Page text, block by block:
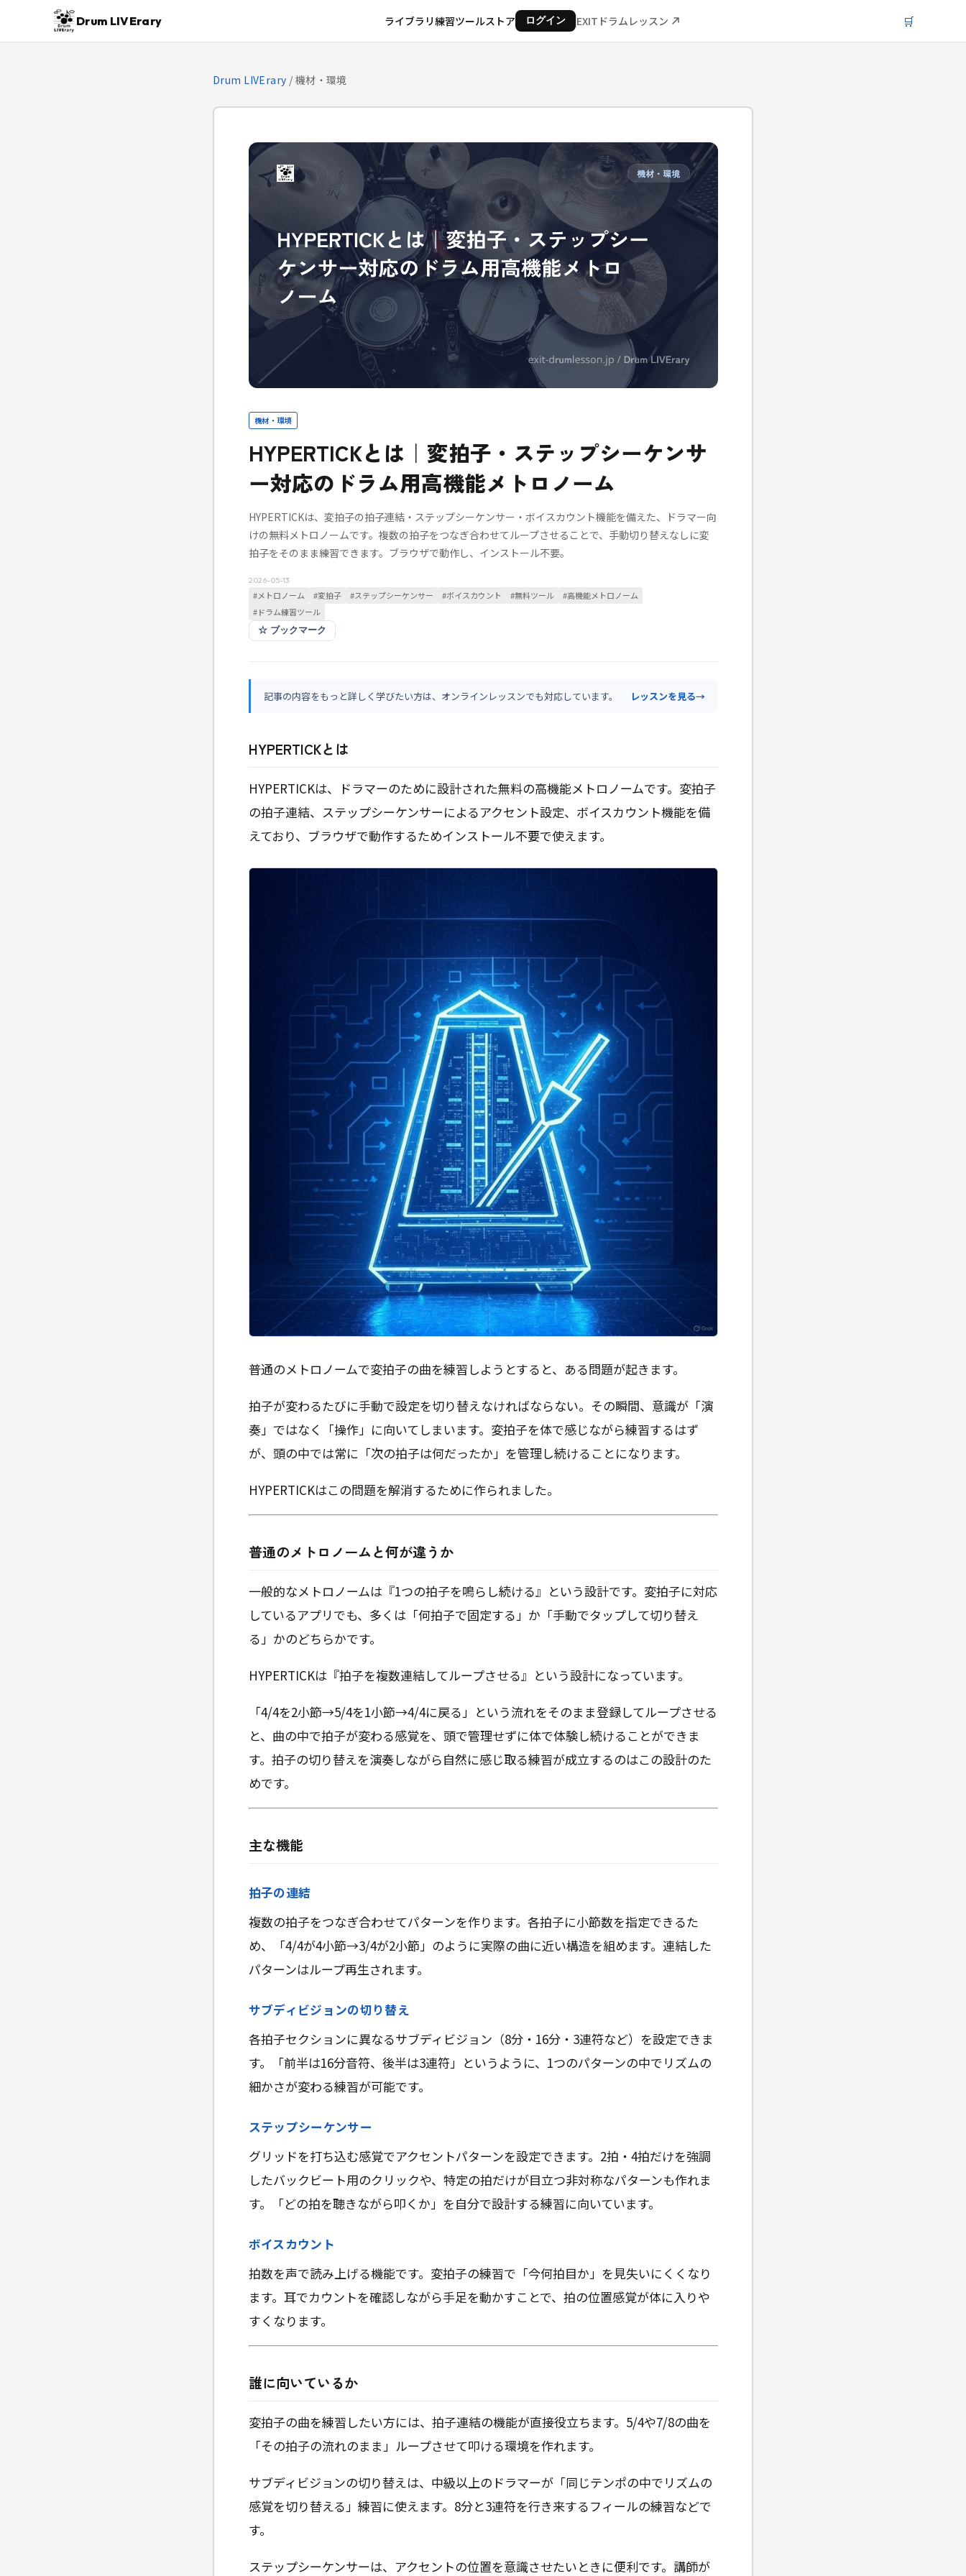
Drum LIVErary ライブラリ練習ツールストア ログイン EXITドラムレッスン 🛒
Drum LIVErary / 機材・環境
機材・環境
HYPERTICKとは｜変拍子・ステップシーケンサ
ー対応のドラム用高機能メトロノーム
HYPERTICKは、変拍子の拍子連結・ステップシーケンサー・ボイスカウント機能を備えた、ドラマー向
けの無料メトロノームです。複数の拍子をつなぎ合わせてループさせることで、手動切り替えなしに変
拍子をそのまま練習できます。ブラウザで動作し、インストール不要。
2026-05-13
#メトロノーム #変拍子 #ステップシーケンサー #ボイスカウント #無料ツール #高機能メトロノーム
#ドラム練習ツール
☆ ブックマーク
記事の内容をもっと詳しく学びたい方は、オンラインレッスンでも対応しています。 レッスンを見る→
HYPERTICKとは
HYPERTICKは、ドラマーのために設計された無料の高機能メトロノームです。変拍子
の拍子連結、ステップシーケンサーによるアクセント設定、ボイスカウント機能を備
えており、ブラウザで動作するためインストール不要で使えます。
普通のメトロノームで変拍子の曲を練習しようとすると、ある問題が起きます。
拍子が変わるたびに手動で設定を切り替えなければならない。その瞬間、意識が「演
奏」ではなく「操作」に向いてしまいます。変拍子を体で感じながら練習するはず
が、頭の中では常に「次の拍子は何だったか」を管理し続けることになります。
HYPERTICKはこの問題を解消するために作られました。
普通のメトロノームと何が違うか
一般的なメトロノームは『1つの拍子を鳴らし続ける』という設計です。変拍子に対応
しているアプリでも、多くは「何拍子で固定する」か「手動でタップして切り替え
る」かのどちらかです。
HYPERTICKは『拍子を複数連結してループさせる』という設計になっています。
「4/4を2小節→5/4を1小節→4/4に戻る」という流れをそのまま登録してループさせる
と、曲の中で拍子が変わる感覚を、頭で管理せずに体で体験し続けることができま
す。拍子の切り替えを演奏しながら自然に感じ取る練習が成立するのはこの設計のた
めです。
主な機能
拍子の連結
複数の拍子をつなぎ合わせてパターンを作ります。各拍子に小節数を指定できるた
め、「4/4が4小節→3/4が2小節」のように実際の曲に近い構造を組めます。連結した
パターンはループ再生されます。
サブディビジョンの切り替え
各拍子セクションに異なるサブディビジョン（8分・16分・3連符など）を設定できま
す。「前半は16分音符、後半は3連符」というように、1つのパターンの中でリズムの
細かさが変わる練習が可能です。
ステップシーケンサー
グリッドを打ち込む感覚でアクセントパターンを設定できます。2拍・4拍だけを強調
したバックビート用のクリックや、特定の拍だけが目立つ非対称なパターンも作れま
す。「どの拍を聴きながら叩くか」を自分で設計する練習に向いています。
ボイスカウント
拍数を声で読み上げる機能です。変拍子の練習で「今何拍目か」を見失いにくくなり
ます。耳でカウントを確認しながら手足を動かすことで、拍の位置感覚が体に入りや
すくなります。
誰に向いているか
変拍子の曲を練習したい方には、拍子連結の機能が直接役立ちます。5/4や7/8の曲を
「その拍子の流れのまま」ループさせて叩ける環境を作れます。
サブディビジョンの切り替えは、中級以上のドラマーが「同じテンポの中でリズムの
感覚を切り替える」練習に使えます。8分と3連符を行き来するフィールの練習などで
す。
ステップシーケンサーは、アクセントの位置を意識させたいときに便利です。講師が